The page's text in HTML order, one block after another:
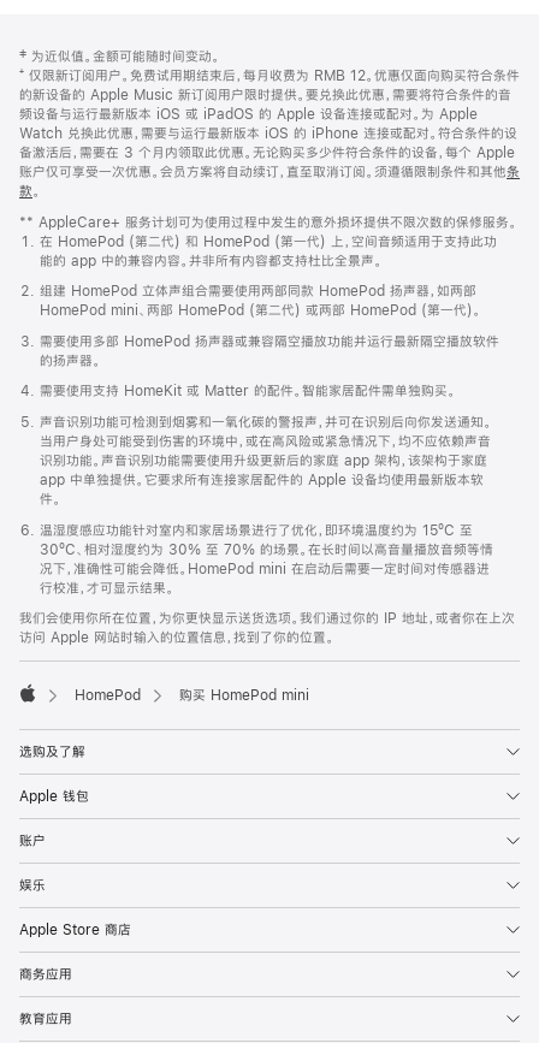
页
页
脚
注
‡ 为近似值。金额可能随时间变动。
⁺ 仅限新订阅用户。免费试用期结束后，每月收费为 RMB 12。优惠仅面向购买符合条件
的新设备的 Apple Music 新订阅用户限时提供。要兑换此优惠，需要将符合条件的音
频设备与运行最新版本 iOS 或 iPadOS 的 Apple 设备连接或配对。为 Apple
Watch 兑换此优惠，需要与运行最新版本 iOS 的 iPhone 连接或配对。符合条件的设
备激活后，需要在 3 个月内领取此优惠。无论购买多少件符合条件的设备，每个 Apple
账户仅可享受一次优惠。会员方案将自动续订，直至取消订阅。须遵循限制条件和其他条
款。
窗
口
中
打
开)
** AppleCare+ 服务计划可为使用过程中发生的意外损坏提供不限次数的保修服务。
在 HomePod (第二代) 和 HomePod (第一代) 上，空间音频适用于支持此功
能的 app 中的兼容内容。并非所有内容都支持杜比全景声。
组建 HomePod 立体声组合需要使用两部同款 HomePod 扬声器，如两部
HomePod mini、两部 HomePod (第二代) 或两部 HomePod (第一代)。
需要使用多部 HomePod 扬声器或兼容隔空播放功能并运行最新隔空播放软件
的扬声器。
需要使用支持 HomeKit 或 Matter 的配件。智能家居配件需单独购买。
声音识别功能可检测到烟雾和一氧化碳的警报声，并可在识别后向你发送通知。
当用户身处可能受到伤害的环境中，或在高风险或紧急情况下，均不应依赖声音
识别功能。声音识别功能需要使用升级更新后的家庭 app 架构，该架构于家庭
app 中单独提供。它要求所有连接家居配件的 Apple 设备均使用最新版本软
件。
温湿度感应功能针对室内和家居场景进行了优化，即环境温度约为 15ºC 至
30ºC、相对湿度约为 30% 至 70% 的场景。在长时间以高音量播放音频等情
况下，准确性可能会降低。HomePod mini 在启动后需要一定时间对传感器进
行校准，才可显示结果。
我们会使用你所在位置，为你更快显示送货选项。我们通过你的 IP 地址，或者你在上次
访问 Apple 网站时输入的位置信息，找到了你的位置。
HomePod 购买 HomePod mini
选购及了解
Apple 钱包
账户
娱乐
Apple Store 商店
商务应用
教育应用